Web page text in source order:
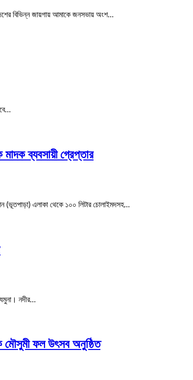
দেশের বিভিন্ন জায়গায় আমাকে জনসভায় অংশ…
ব্যবসায়ী গ্রেপ্তার
(ভূতপাড়া) এলাকা থেকে ১০০ লিটার চোলাইমদসহ…
নদীর…
মৌসুমী ফল উৎসব অনুষ্ঠিত